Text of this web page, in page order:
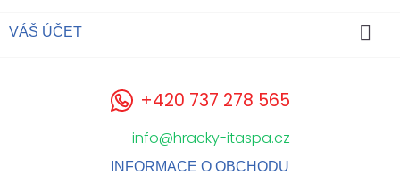
VÁŠ ÚČET 
+420 737 278 565
info@hracky-itaspa.cz
INFORMACE O OBCHODU